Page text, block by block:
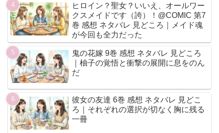
ヒロイン？聖女？いいえ、オールワー
クスメイドです（誇）！@COMIC 第7
巻 感想 ネタバレ 見どころ｜メイド魂
が今回も全力だった
鬼の花嫁 9巻 感想 ネタバレ 見どころ
｜柚子の覚悟と衝撃の展開に息をのん
だ
彼女の友達 6巻 感想 ネタバレ 見どこ
ろ｜それぞれの選択が切なく胸に残る
一冊